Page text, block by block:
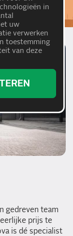
gedreven team
prijs te
is dé specialist
in
uw
verwerken
toestemming
van deze